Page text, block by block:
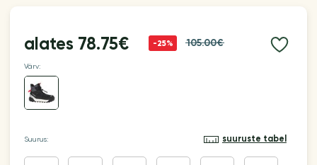
alates 78.75€ -25% 105.00€
Värv:
Suurus: suuruste tabel